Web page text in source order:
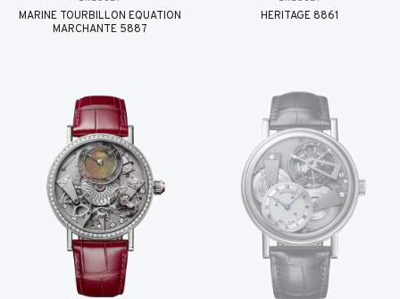
MARINE TOURBILLON ÉQUATION
MARCHANTE 5887
HÉRITAGE 8861